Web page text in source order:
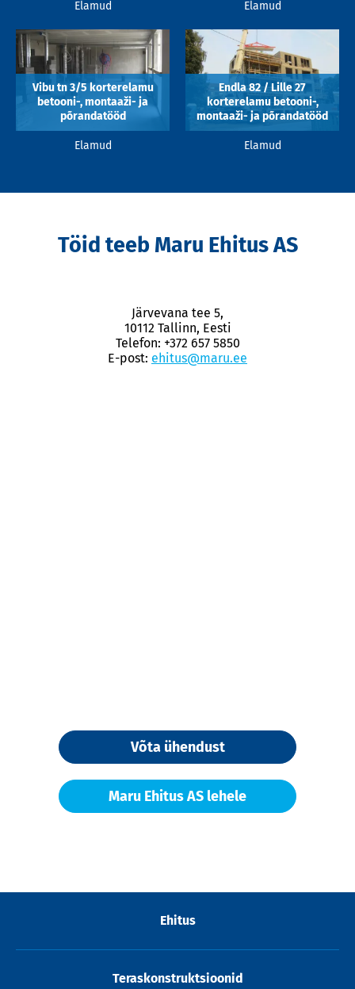
Elamud Elamud
Vibu tn 3/5 korterelamu
betooni-, montaaži- ja
põrandatööd
Elamud
Endla 82 / Lille 27
korterelamu betooni-,
montaaži- ja põrandatööd
Elamud
Töid teeb Maru Ehitus AS
Järvevana tee 5,
10112 Tallinn, Eesti
Telefon: +372 657 5850
E-post: ehitus@maru.ee
Võta ühendust
Maru Ehitus AS lehele
Ehitus
Teraskonstruktsioonid